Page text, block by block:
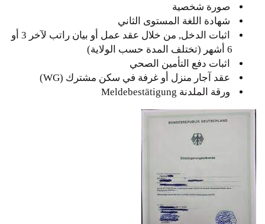
صورة شخصية
شهادة اللغة المستوى الثاني
اثبات الدخل, من خلال عقد عمل أو بيان راتب لآخر 3 أو
6 أشهر (تختلف المدة حسب الولاية)
اثبات دفع التأمين الصحي
عقد آجار منزل أو غرفة في سكن مشترك (WG)
ورقة الملدنة Meldebestätigung